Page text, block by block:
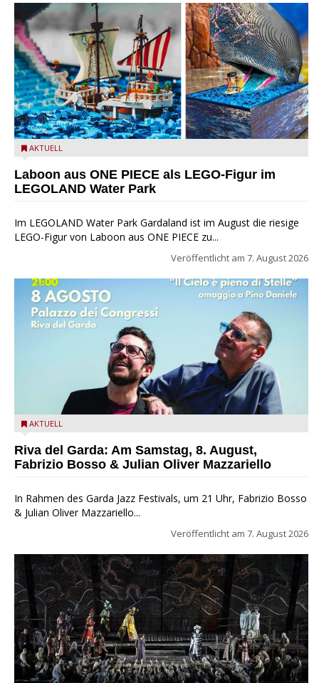
Laboon aus ONE PIECE als LEGO-Figur im LEGOLAND Water
AKTUELL
Laboon aus ONE PIECE als LEGO-Figur im
LEGOLAND Water Park
Im LEGOLAND Water Park Gardaland ist im August die riesige
LEGO-Figur von Laboon aus ONE PIECE zu...
Veröffentlicht am 7. August 2026
Fabrizio Bosso & Julian Oliver Mazzariello zu Gast beim Garda
AKTUELL
Riva del Garda: Am Samstag, 8. August,
Fabrizio Bosso & Julian Oliver Mazzariello
In Rahmen des Garda Jazz Festivals, um 21 Uhr, Fabrizio Bosso
& Julian Oliver Mazzariello...
Veröffentlicht am 7. August 2026